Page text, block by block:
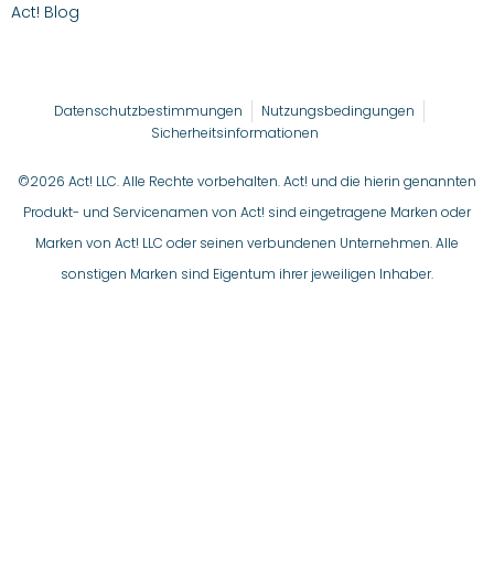
Act! Blog
Datenschutzbestimmungen
Nutzungsbedingungen
Sicherheitsinformationen
©2026 Act! LLC. Alle Rechte vorbehalten. Act! und die hierin genannten
Produkt- und Servicenamen von Act! sind eingetragene Marken oder
Marken von Act! LLC oder seinen verbundenen Unternehmen. Alle
sonstigen Marken sind Eigentum ihrer jeweiligen Inhaber.